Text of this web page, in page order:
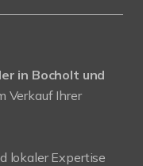
in Bocholt und
Verkauf Ihrer
lokaler Expertise